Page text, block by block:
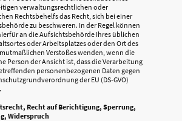
verwaltungsrechtlichen oder
Rechtsbehelfs das Recht, sich bei einer
zu beschweren. In der Regel können
an die Aufsichtsbehörde Ihres üblichen
oder Arbeitsplatzes oder den Ort des
Verstoßes wenden, wenn die
Person der Ansicht ist, dass die Verarbeitung
personenbezogenen Daten gegen
der EU (DS-GVO)
Recht auf Berichtigung, Sperrung,
Widerspruch